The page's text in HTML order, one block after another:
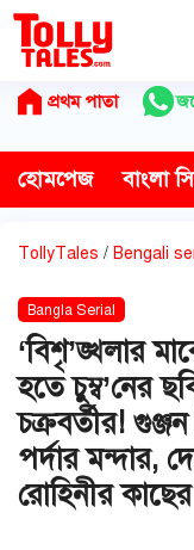
Skip
content
প্রথম পাতা
হোমপেজ বাংলা
TollyTales / Bengali
Bangla Serial
‘বিশৃ’ঙ্খলার
হতে চুম্ব’নের
চক্রবর্তীর!
পর্দার মন্দার,
রোহিনীর